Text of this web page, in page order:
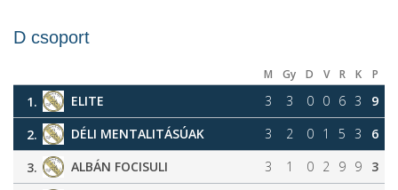
D csoport
M Gy D V R K P
1. ELITE 3 3 0 0 6 3
9
2.
DÉLI MENTALITÁSÚAK 3 2 0 1 5 3
6
3.
ALBÁN FOCISULI 3 1 0 2 9 9
3